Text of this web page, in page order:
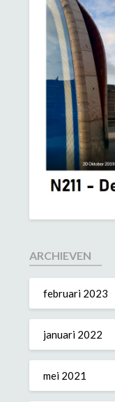
ARCHIEVEN
februari 2023
januari 2022
mei 2021